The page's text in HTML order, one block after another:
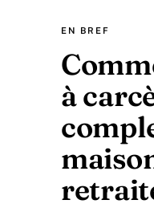
EN BREF
à